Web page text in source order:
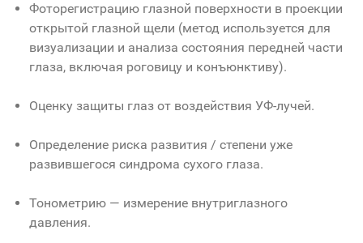
Фоторегистрацию глазной поверхности в проекции
открытой глазной щели (метод используется для
визуализации и анализа состояния передней части
глаза, включая роговицу и конъюнктиву).
Оценку защиты глаз от воздействия УФ-лучей.
Определение риска развития / степени уже
развившегося синдрома сухого глаза.
Тонометрию — измерение внутриглазного
давления.